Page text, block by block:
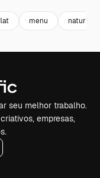
menu natural
seu melhor trabalho.
empresas,